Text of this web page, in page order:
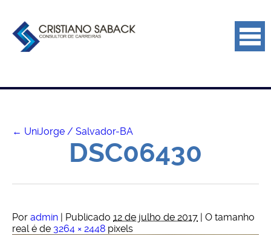
← UniJorge / Salvador-BA
DSC06430
Por admin | Publicado 12 de julho de 2017 | O tamanho
real é de 3264 × 2448 pixels